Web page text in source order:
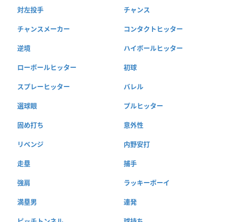
対左投手 チャンス
チャンスメーカー コンタクトヒッター
逆境 ハイボールヒッター
ローボールヒッター 初球
スプレーヒッター バレル
選球眼 プルヒッター
固め打ち 意外性
リベンジ 内野安打
走塁 捕手
強肩 ラッキーボーイ
満塁男 連発